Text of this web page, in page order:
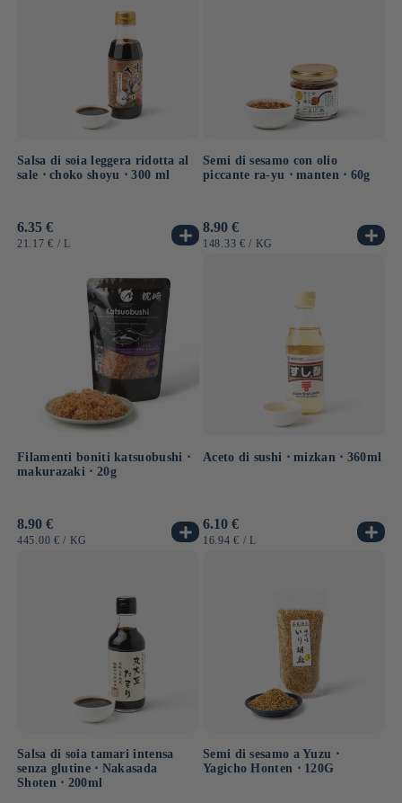
Salsa di soia leggera ridotta al
sale ⋅ choko shoyu ⋅ 300 ml
Prezzo
di
6.35 €
PREZZO
21.17 € / PER
L
Semi di sesamo con olio
piccante ra-yu ⋅ manten ⋅ 60g
Prezzo
di
8.90 €
PREZZO
148.33 € / PER
KG
Filamenti boniti katsuobushi ⋅
makurazaki ⋅ 20g
Prezzo
di
8.90 €
PREZZO
445.00 € / PER
KG
Aceto di sushi ⋅ mizkan ⋅ 360ml
Prezzo
di
6.10 €
PREZZO
16.94 € / PER
L
Salsa di soia tamari intensa
senza glutine ⋅ Nakasada
Shoten ⋅ 200ml
Semi di sesamo a Yuzu ⋅
Yagicho Honten ⋅ 120G